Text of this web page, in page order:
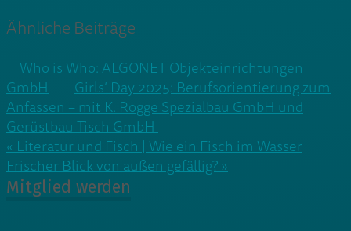
Ähnliche Beiträge
Who is Who: ALGONET Objekteinrichtungen
GmbH
Girls’ Day 2025: Berufsorientierung zum
Anfassen – mit K. Rogge Spezialbau GmbH und
Gerüstbau Tisch GmbH
Beitragsnavigation
« Literatur und Fisch | Wie ein Fisch im Wasser
Frischer Blick von außen gefällig? »
Mitglied werden